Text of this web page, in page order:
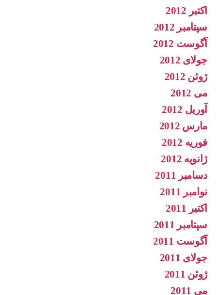
اکتبر 2012
سپتامبر 2012
آگوست 2012
جولای 2012
ژوئن 2012
می 2012
آوریل 2012
مارس 2012
فوریه 2012
ژانویه 2012
دسامبر 2011
نوامبر 2011
اکتبر 2011
سپتامبر 2011
آگوست 2011
جولای 2011
ژوئن 2011
می 2011